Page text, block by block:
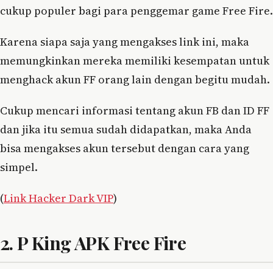
cukup populer bagi para penggemar game Free Fire.
Karena siapa saja yang mengakses link ini, maka
memungkinkan mereka memiliki kesempatan untuk
menghack akun FF orang lain dengan begitu mudah.
Cukup mencari informasi tentang akun FB dan ID FF
dan jika itu semua sudah didapatkan, maka Anda
bisa mengakses akun tersebut dengan cara yang
simpel.
(Link Hacker Dark VIP)
2. P King APK Free Fire